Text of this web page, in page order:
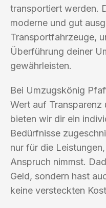
transportiert werden.
moderne und gut
Transportfahrzeuge,
Überführung deiner
gewährleisten.
Bei Umzugskönig
Wert auf Transparenz
bieten wir dir ein
Bedürfnisse
nur für die
Anspruch nimmst.
Geld, sondern hast
keine versteckten